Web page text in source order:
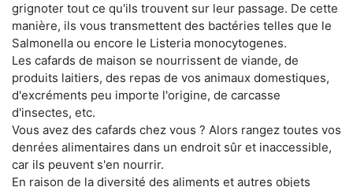
grignoter tout ce qu'ils trouvent sur leur passage. De cette
manière, ils vous transmettent des bactéries telles que le
Salmonella ou encore le Listeria monocytogenes.
Les cafards de maison se nourrissent de viande, de
produits laitiers, des repas de vos animaux domestiques,
d'excréments peu importe l'origine, de carcasse
d'insectes, etc.
Vous avez des cafards chez vous ? Alors rangez toutes vos
denrées alimentaires dans un endroit sûr et inaccessible,
car ils peuvent s'en nourrir.
En raison de la diversité des aliments et autres objets